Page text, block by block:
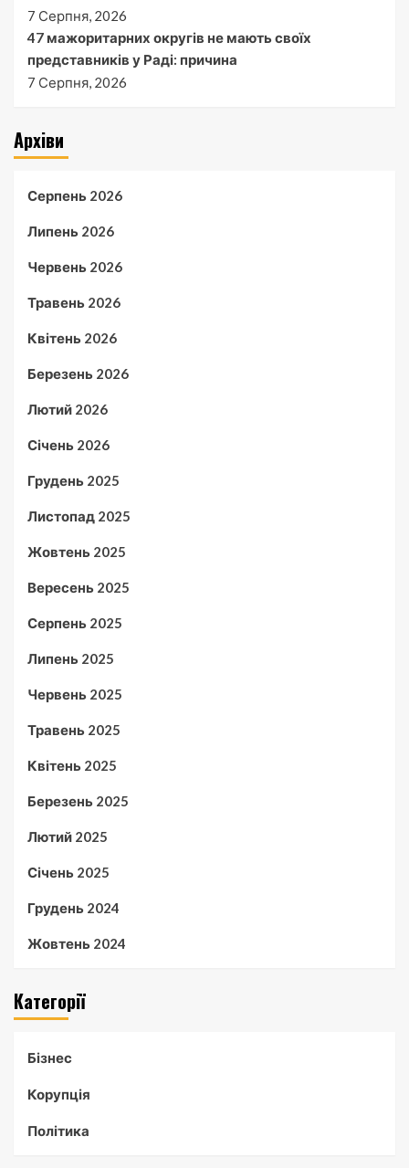
7 Серпня, 2026
47 мажоритарних округів не мають своїх
представників у Раді: причина
7 Серпня, 2026
Архіви
Серпень 2026
Липень 2026
Червень 2026
Травень 2026
Квітень 2026
Березень 2026
Лютий 2026
Січень 2026
Грудень 2025
Листопад 2025
Жовтень 2025
Вересень 2025
Серпень 2025
Липень 2025
Червень 2025
Травень 2025
Квітень 2025
Березень 2025
Лютий 2025
Січень 2025
Грудень 2024
Жовтень 2024
Категорії
Бізнес
Корупція
Політика